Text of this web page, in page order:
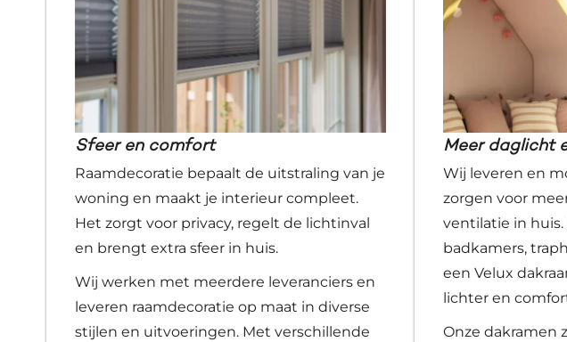
Sfeer en comfort
Raamdecoratie bepaalt de uitstraling van je
woning en maakt je interieur compleet.
Het zorgt voor privacy, regelt de lichtinval
en brengt extra sfeer in huis.
Wij werken met meerdere leveranciers en
leveren raamdecoratie op maat in diverse
stijlen en uitvoeringen. Met verschillende
Meer daglicht
Wij leveren en
zorgen voor
ventilatie in huis.
badkamers,
een Velux
lichter en
Onze dakramen